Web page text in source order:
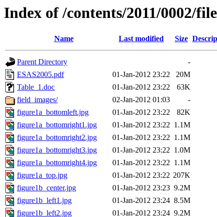
Index of /contents/2011/0002/
Name Last modified Size
Parent Directory
-
ESAS2005.pdf
01-Jan-2012 23:22
20M
Table_1.doc
01-Jan-2012 23:22
63K
field_images/
02-Jan-2012 01:03
-
figure1a_bottomleft.jpg
01-Jan-2012 23:22
82K
figure1a_bottomright1.jpg
01-Jan-2012 23:22 1.1M
figure1a_bottomright2.jpg
01-Jan-2012 23:22 1.1M
figure1a_bottomright3.jpg
01-Jan-2012 23:22 1.0M
figure1a_bottomright4.jpg
01-Jan-2012 23:22 1.1M
figure1a_top.jpg
01-Jan-2012 23:22 207K
figure1b_center.jpg
01-Jan-2012 23:23 9.2M
figure1b_left1.jpg
01-Jan-2012 23:24 8.5M
figure1b_left2.jpg
01-Jan-2012 23:24 9.2M